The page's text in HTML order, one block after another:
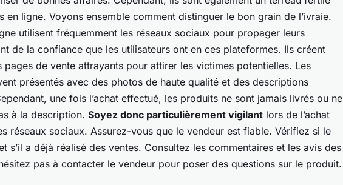
en ligne. Voyons ensemble comment distinguer le bon grain de l’ivraie.
utilisent fréquemment les réseaux sociaux pour propager leurs
de la confiance que les utilisateurs ont en ces plateformes. Ils créent
de vente attrayants pour attirer les victimes potentielles. Les
présentés avec des photos de haute qualité et des descriptions
une fois l’achat effectué, les produits ne sont jamais livrés ou ne
à la description. Soyez donc particulièrement vigilant lors de l’achat
réseaux sociaux. Assurez-vous que le vendeur est fiable. Vérifiez si le
s’il a déjà réalisé des ventes. Consultez les commentaires et les avis des
pas à contacter le vendeur pour poser des questions sur le produit.